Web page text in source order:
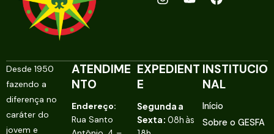
Desde 1950
fazendo a
diferença no
caráter do
jovem e
ATENDIME
NTO
Endereço:
Rua Santo
EXPEDIENT
E
Segunda a
Sexta: 08h às
INSTITUCIO
NAL
Início
Sobre o GESFA